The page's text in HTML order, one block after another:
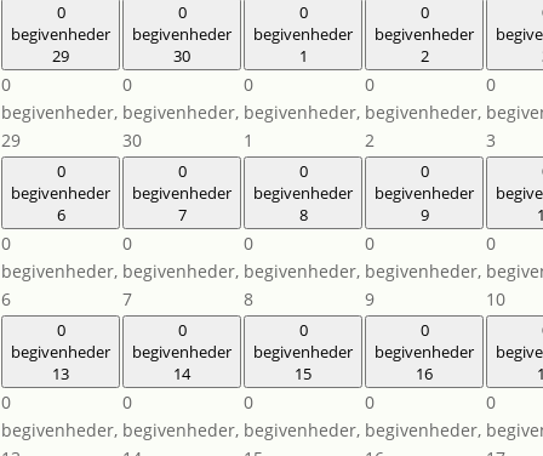
0
begivenheder
29
0
begivenheder,
29
0
begivenheder
30
0
begivenheder,
30
0
begivenheder
1
0
begivenheder,
1
0
begivenheder
2
0
begivenheder,
2
0
3
0
begivenheder
6
0
begivenheder,
6
0
begivenheder
7
0
begivenheder,
7
0
begivenheder
8
0
begivenheder,
8
0
begivenheder
9
0
begivenheder,
9
0
10
0
begivenheder
13
0
begivenheder,
0
begivenheder
14
0
begivenheder,
0
begivenheder
15
0
begivenheder,
0
begivenheder
16
0
begivenheder,
0